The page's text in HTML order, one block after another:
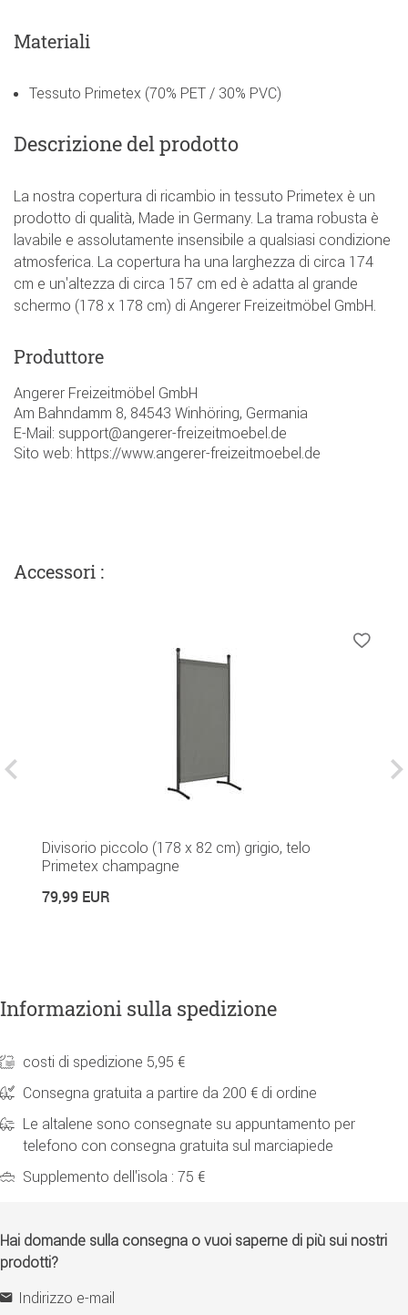
Materiali
Tessuto Primetex (70% PET / 30% PVC)
Descrizione del prodotto
La nostra copertura di ricambio in tessuto Primetex è un
prodotto di qualità, Made in Germany. La trama robusta è
lavabile e assolutamente insensibile a qualsiasi condizione
atmosferica. La copertura ha una larghezza di circa 174
cm e un'altezza di circa 157 cm ed è adatta al grande
schermo (178 x 178 cm) di Angerer Freizeitmöbel GmbH.
Produttore
Angerer Freizeitmöbel GmbH
Am Bahndamm 8, 84543 Winhöring, Germania
E-Mail: support@angerer-freizeitmoebel.de
Sito web: https://www.angerer-freizeitmoebel.de
Accessori :
Divisorio piccolo (178 x 82 cm) grigio, telo
Primetex champagne
79,99 EUR
Informazioni sulla spedizione
costi di spedizione 5,95 €
Consegna gratuita a partire da 200 € di ordine
Le altalene sono consegnate su appuntamento per
telefono con consegna gratuita sul marciapiede
Supplemento dell'isola : 75 €
Hai domande sulla consegna o vuoi saperne di più sui nostri
prodotti?
Indirizzo e-mail